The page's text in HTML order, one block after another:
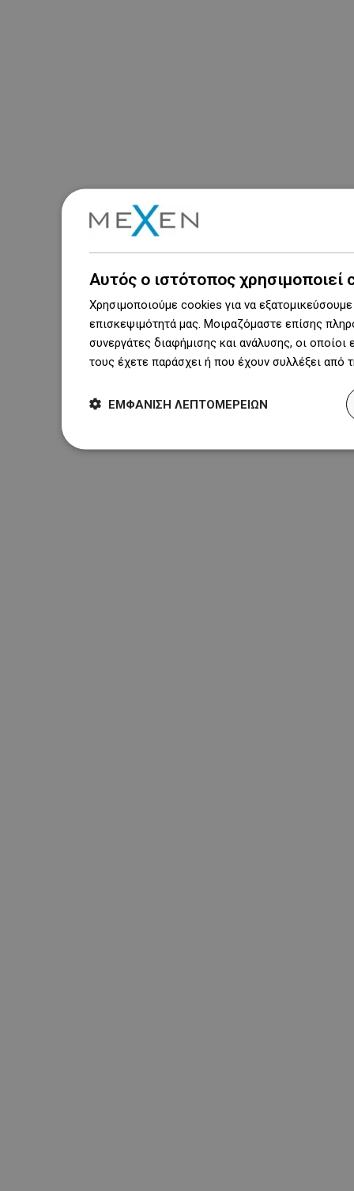
Αυτός ο ιστότοπος χρησιμοποιεί
Χρησιμοποιούμε cookies για να
επισκεψιμότητά μας. Μοιραζόμαστε επίσης
συνεργάτες διαφήμισης και ανάλυσης, οι
τους έχετε παράσχει ή που έχουν συλλέξει
ΕΜΦΆΝΙΣΗ ΛΕΠΤΟΜΕΡΕΙΏΝ